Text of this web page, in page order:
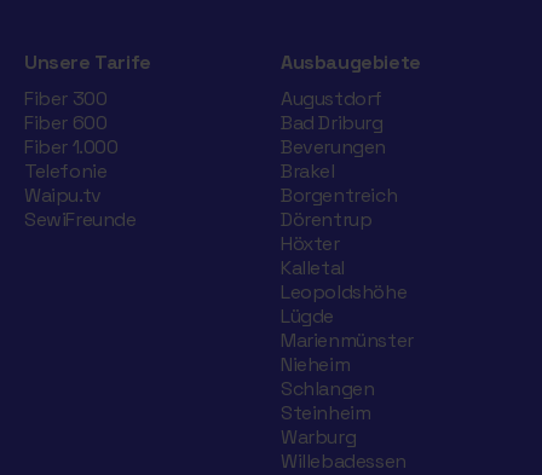
Unsere Tarife
Fiber 300
Fiber 600
Fiber 1.000
Telefonie
Waipu.tv
SewiFreunde
Ausbaugebiete
Augustdorf
Bad Driburg
Beverungen
Brakel
Borgentreich
Dörentrup
Höxter
Kalletal
Leopoldshöhe
Lügde
Marienmünster
Nieheim
Schlangen
Steinheim
Warburg
Willebadessen